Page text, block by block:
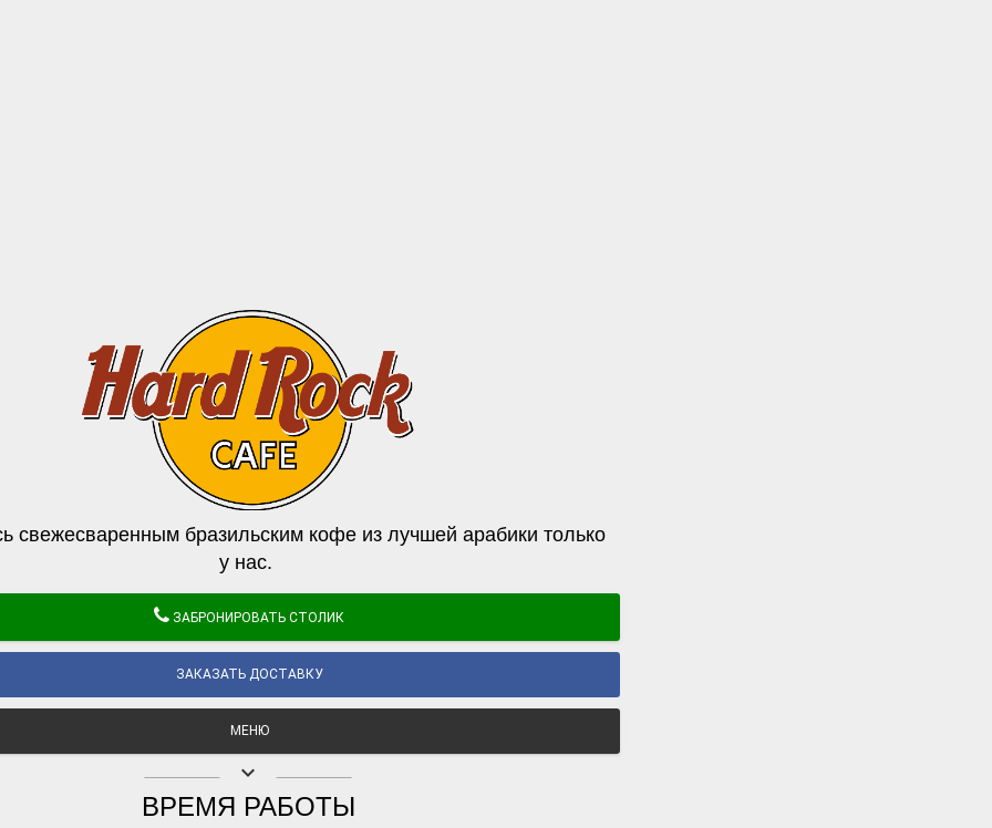
свежесваренным бразильским кофе из лучшей арабики только
у нас.
ЗАБРОНИРОВАТЬ СТОЛИК
ЗАКАЗАТЬ ДОСТАВКУ
МЕНЮ
keyboard_arrow_down
ВРЕМЯ РАБОТЫ